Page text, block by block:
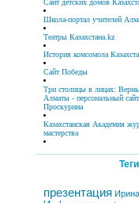
Сайт детских домов
Школа-портал учителей
Театры Казахстана.kz
История комсомола
Сайт Победы
Три столицы в лицах:
Алматы - персональный
Проскурина
Казахстанская Академия
мастерства
Теги
презентация